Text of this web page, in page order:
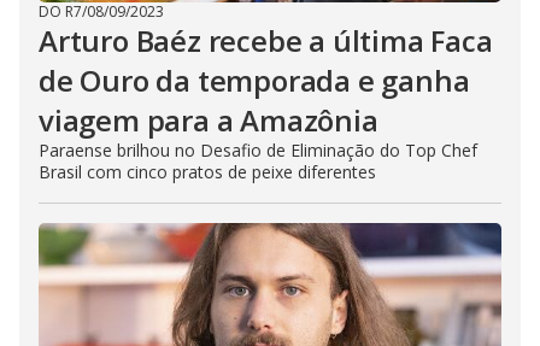
DO R7/08/09/2023
Arturo Baéz recebe a última Faca
de Ouro da temporada e ganha
viagem para a Amazônia
Paraense brilhou no Desafio de Eliminação do Top Chef
Brasil com cinco pratos de peixe diferentes